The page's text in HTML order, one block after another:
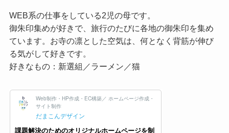
WEB系の仕事をしている2児の母です。
御朱印集めが好きで、旅行のたびに各地の御朱印を集め
ています。お寺の凛とした空気は、何となく背筋が伸び
る気がして好きです。
好きなもの：新選組／ラーメン／猫